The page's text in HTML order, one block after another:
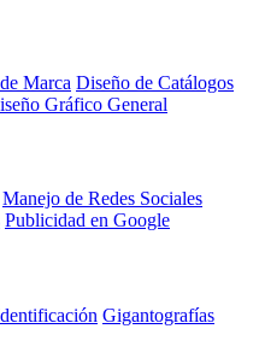
Marca Diseño de Catálogos
Gráfico General
Manejo de Redes Sociales
Publicidad en Google
Gigantografías